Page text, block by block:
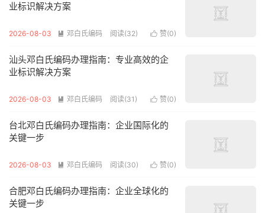
业标识解决方案
 赞(0)
2026-08-03  邓白氏编码 阅读(32)
汕头邓白氏编码办理指南：专业高效的企
业标识解决方案
 赞(0)
2026-08-03  邓白氏编码 阅读(31)
台北邓白氏编码办理指南：企业国际化的
关键一步
 赞(0)
2026-08-03  邓白氏编码 阅读(30)
合肥邓白氏编码办理指南：企业全球化的
关键一步